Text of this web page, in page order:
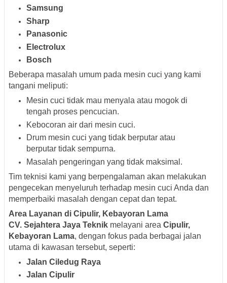
Samsung
Sharp
Panasonic
Electrolux
Bosch
Beberapa masalah umum pada mesin cuci yang kami
tangani meliputi:
Mesin cuci tidak mau menyala atau mogok di
tengah proses pencucian.
Kebocoran air dari mesin cuci.
Drum mesin cuci yang tidak berputar atau
berputar tidak sempurna.
Masalah pengeringan yang tidak maksimal.
Tim teknisi kami yang berpengalaman akan melakukan
pengecekan menyeluruh terhadap mesin cuci Anda dan
memperbaiki masalah dengan cepat dan tepat.
Area Layanan di Cipulir, Kebayoran Lama
CV. Sejahtera Jaya Teknik melayani area Cipulir,
Kebayoran Lama, dengan fokus pada berbagai jalan
utama di kawasan tersebut, seperti:
Jalan Ciledug Raya
Jalan Cipulir